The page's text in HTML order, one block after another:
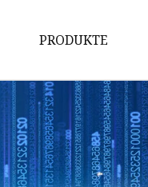
PRODUKTE
Prüfung der
Packmaschine